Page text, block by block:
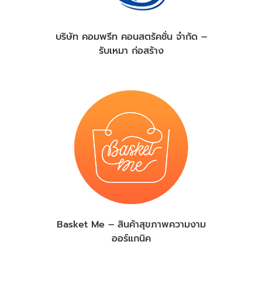
บริษัท คอมพรีท คอนสตรัคชั่น จำกัด –
รับเหมา ก่อสร้าง
Basket Me – สินค้าสุขภาพความงาม
ออร์แกนิค